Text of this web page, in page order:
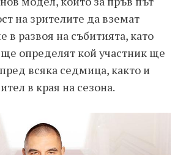
на зрителите да вземат
в развоя на събитията, като
определят кой участник ще
всяка седмица, както и
в края на сезона.